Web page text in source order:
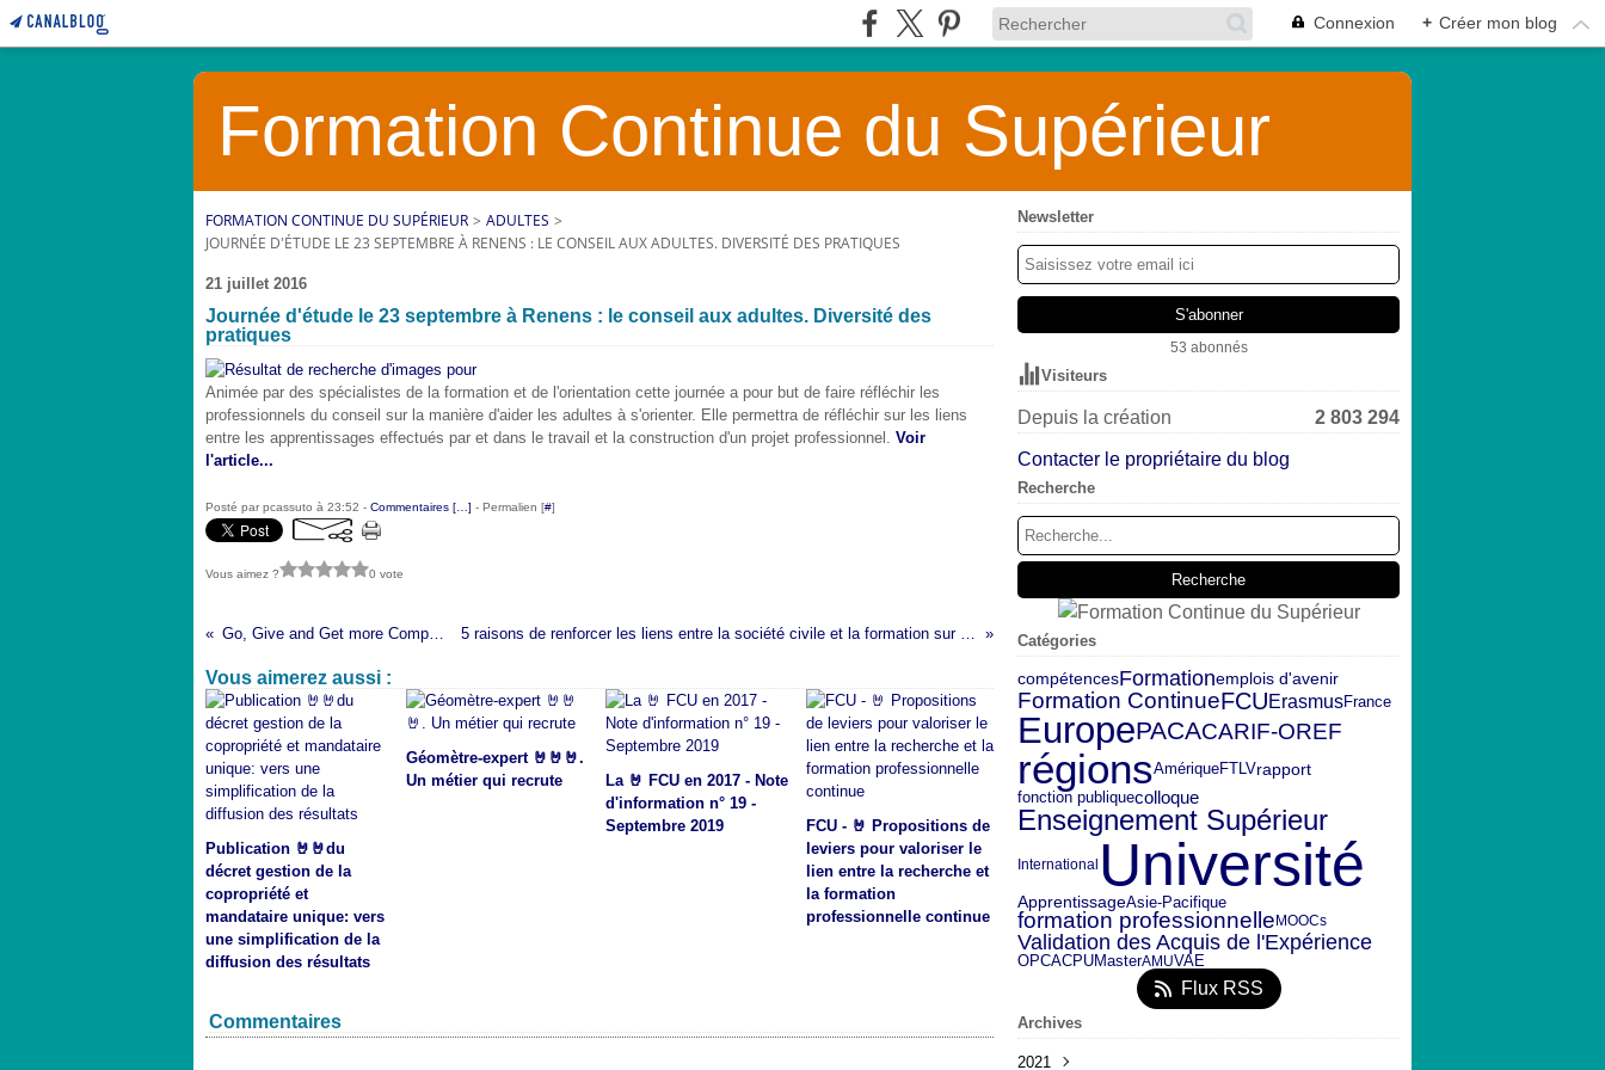
Connexion + Créer mon blog
Formation Continue du Supérieur
FORMATION CONTINUE DU SUPÉRIEUR > ADULTES >
JOURNÉE D'ÉTUDE LE 23 SEPTEMBRE À RENENS : LE CONSEIL AUX ADULTES. DIVERSITÉ DES PRATIQUES
21 juillet 2016
Journée d'étude le 23 septembre à Renens : le conseil aux adultes. Diversité des
pratiques
Animée par des spécialistes de la formation et de l'orientation cette journée a pour but de faire réfléchir les
professionnels du conseil sur la manière d'aider les adultes à s'orienter. Elle permettra de réfléchir sur les liens
entre les apprentissages effectués par et dans le travail et la construction d'un projet professionnel. Voir
l'article...
Posté par pcassuto à 23:52 - Commentaires [ ] - Permalien [#]
Vous aimez ? 0 vote
Go, Give and Get more Competencies 5 raisons de renforcer les liens entre la société civile et la formation sur le lieu de travail
Vous aimerez aussi :
Publication 🤘🤘du
décret gestion de la
copropriété et
mandataire unique: vers
une simplification de la
diffusion des résultats
Géomètre-expert 🤘🤘🤘.
Un métier qui recrute
La 🤘 FCU en 2017 - Note
d'information n° 19 -
Septembre 2019
FCU - 🤘 Propositions de
leviers pour valoriser le
lien entre la recherche et
la formation
professionnelle continue
Commentaires
Newsletter
53 abonnés
Visiteurs
Depuis la création 2 803 294
Contacter le propriétaire du blog
Recherche
Catégories
compétencesFormationemplois d'avenir
Formation ContinueFCUErasmusFrance
EuropePACACARIF-OREF
régionsAmériqueFTLVrapport
fonction publiquecolloque
Enseignement Supérieur
International Université
ApprentissageAsie-Pacifique
formation professionnelle MOOCs
Validation des Acquis de l'Expérience
OPCACPUMasterAMUVAE
Flux RSS
Archives
2021